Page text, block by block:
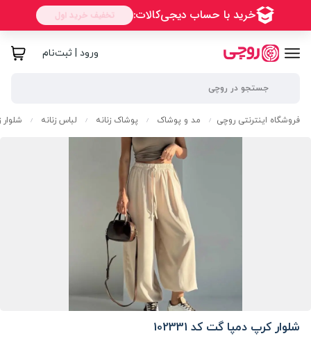
ورود | ثبت‌نام
فروشگاه اینترنتی روچی / مد و پوشاک / پوشاک زنانه / لباس زنانه / شلوار
شلوار کرپ دمپا گت کد 102331